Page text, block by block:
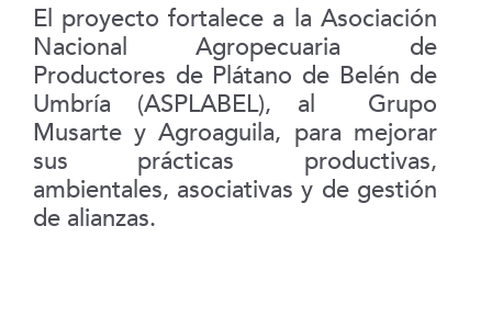
El proyecto fortalece a la Asociación
Nacional Agropecuaria de
Productores de Plátano de Belén de
Umbría (ASPLABEL), al Grupo
Musarte y Agroaguila, para mejorar
sus prácticas productivas,
ambientales, asociativas y de gestión
de alianzas.